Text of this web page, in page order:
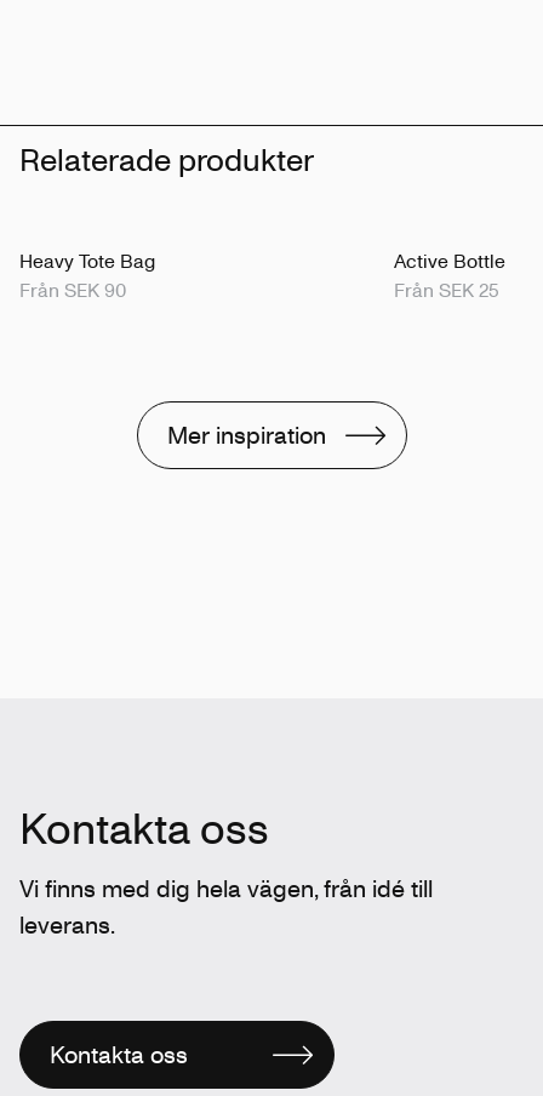
Relaterade produkter
Heavy Tote Bag
Från SEK 90
Active Bottle
Från SEK 25
Mer inspiration
Kontakta oss
Vi finns med dig hela vägen, från idé till
leverans.
Kontakta oss